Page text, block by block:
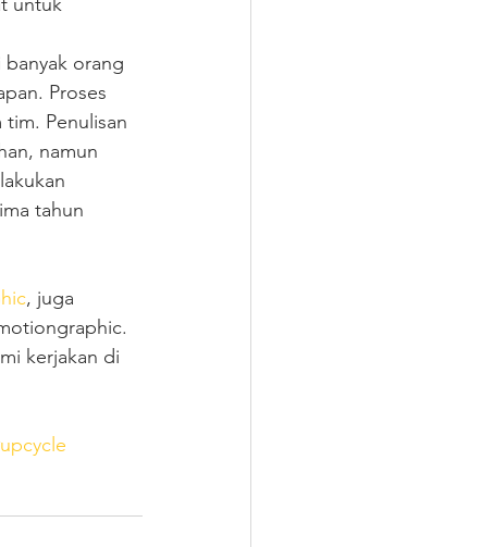
orang
Proses
Penulisan
namun
tahun
, juga
kerjakan di